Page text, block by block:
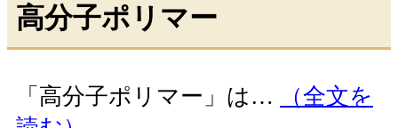
高分子ポリマー
「高分子ポリマー」は…
（全文を